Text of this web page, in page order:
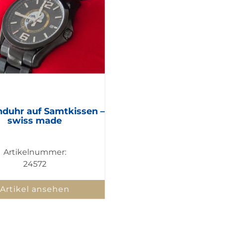
auf Samtkissen –
swiss made
Artikelnummer:
24572
Artikel ansehen